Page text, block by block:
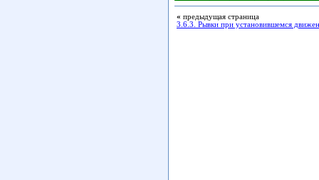
« предыдущая страница
3.6.3. Рывки при установившемся